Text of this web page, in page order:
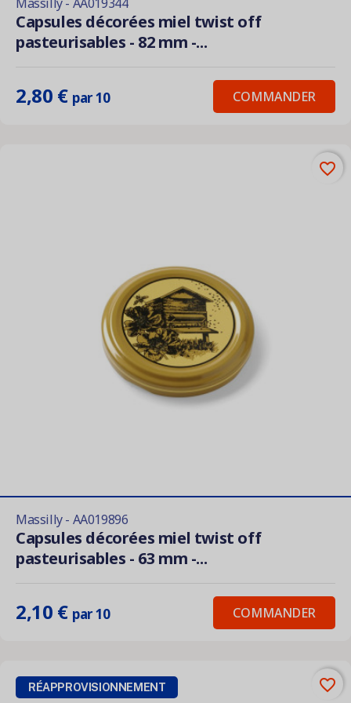
Capsules décorées miel twist off
pasteurisables - 82 mm -...
2,80 € par 10 COMMANDER
Massilly - AA019896
Capsules décorées miel twist off
pasteurisables - 63 mm -...
2,10 € par 10 COMMANDER
favorite_border
RÉAPPROVISIONNEMENT favorite_border